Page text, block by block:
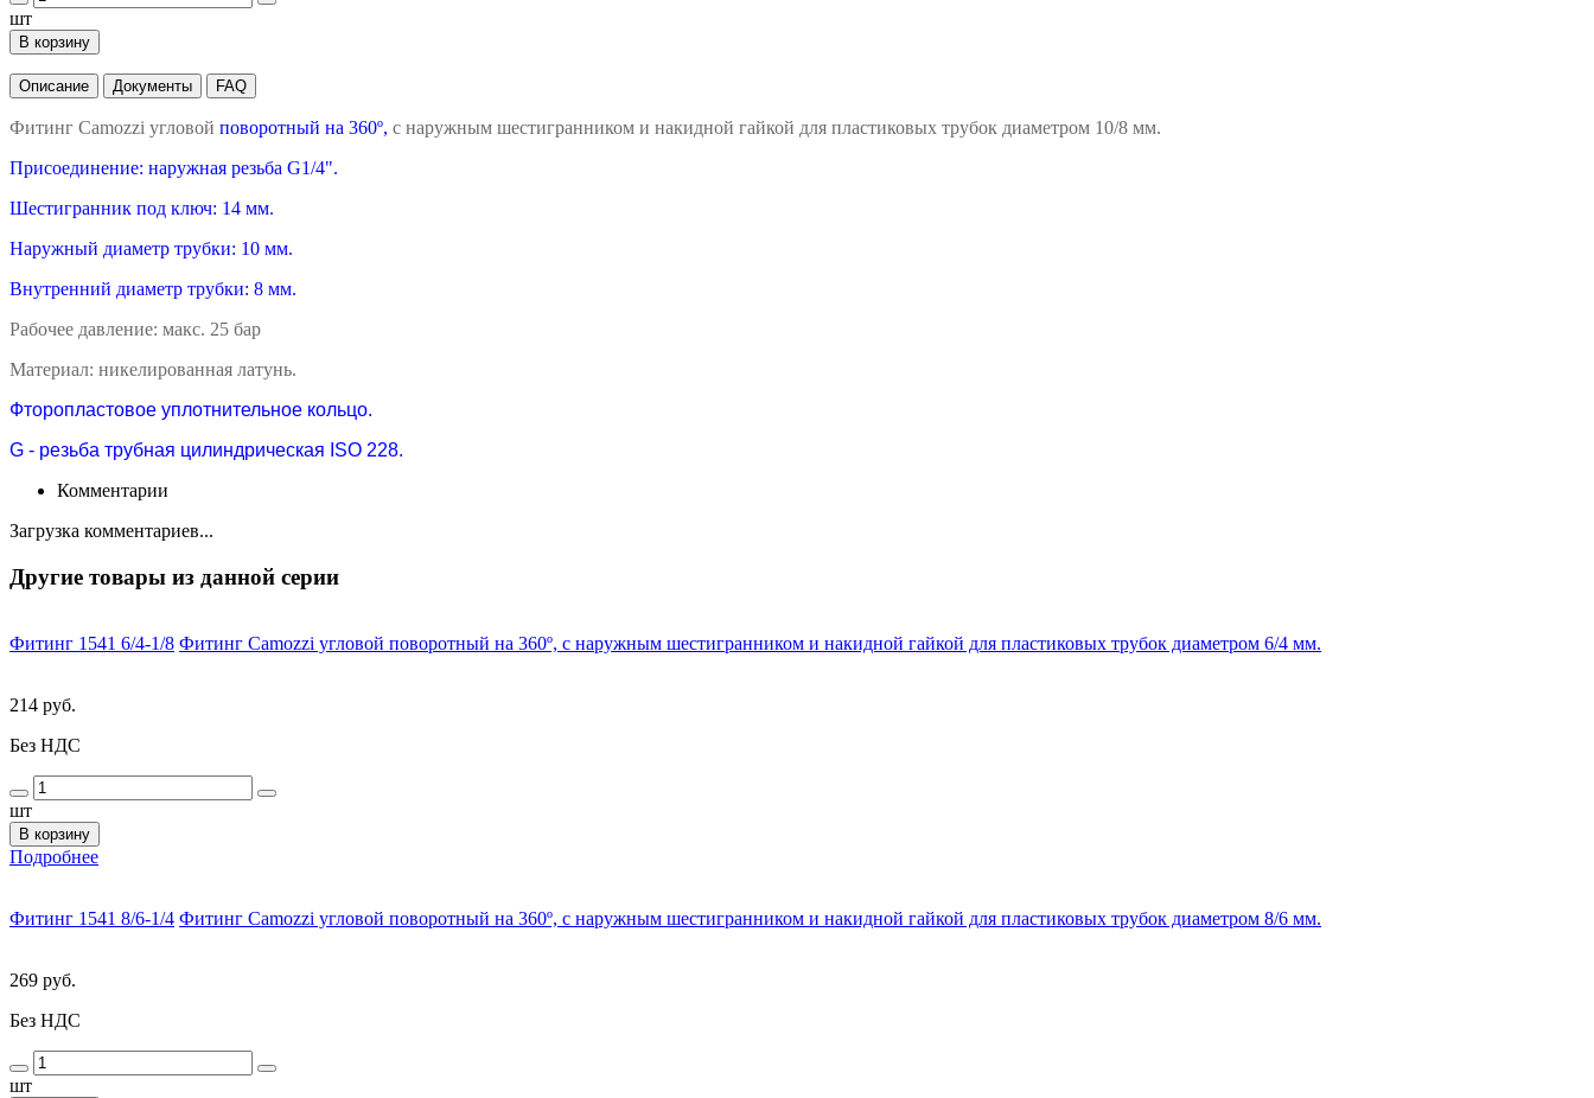
шт
В корзину
Описание Документы FAQ
Фитинг Camozzi угловой поворотный на 360º, с наружным шестигранником и накидной гайкой для пластиковых трубок диаметром 10/8 мм.
Присоединение: наружная резьба G1/4".
Шестигранник под ключ: 14 мм.
Наружный диаметр трубки: 10 мм.
Внутренний диаметр трубки: 8 мм.
Рабочее давление: макс. 25 бар
Материал: никелированная латунь.
Фторопластовое уплотнительное кольцо.
G - резьба трубная цилиндрическая ISO 228.
Комментарии
Загрузка комментариев...
Другие товары из данной серии
Фитинг 1541 6/4-1/8 Фитинг Camozzi угловой поворотный на 360º, с наружным шестигранником и накидной гайкой для пластиковых трубок диаметром 6/4 мм.
214 руб.
Без НДС
шт
В корзину
Подробнее
Фитинг 1541 8/6-1/4 Фитинг Camozzi угловой поворотный на 360º, с наружным шестигранником и накидной гайкой для пластиковых трубок диаметром 8/6 мм.
269 руб.
Без НДС
шт